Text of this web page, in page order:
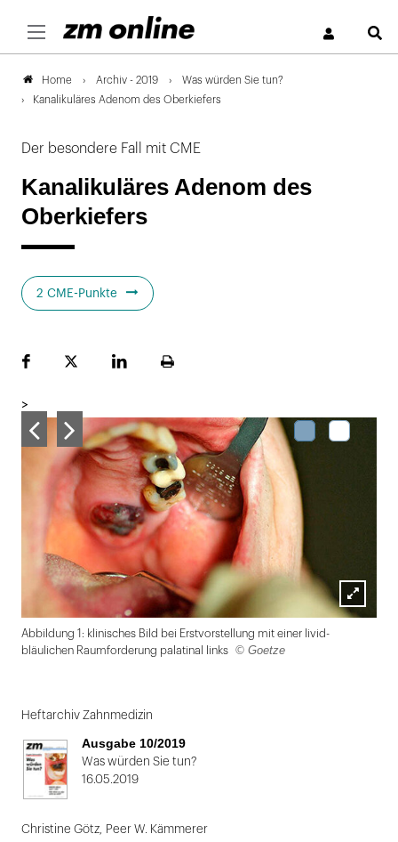
Home Archiv - 2019
Was würden Sie tun?
Kanalikuläres Adenom des Oberkiefers
Der besondere Fall mit CME
Kanalikuläres Adenom des
Oberkiefers
2 CME-Punkte
FacebookPlattformLinekdInSeite
>
Lightbox
Abbildung 1: klinisches Bild bei Erstvorstellung mit einer livid-
bläulichen Raumforderung palatinal links
© Goetze
1
von
2
Heftarchiv Zahnmedizin
Ausgabe 10/2019
Was würden Sie tun?
16.05.2019
Christine Götz Peer W. Kämmerer